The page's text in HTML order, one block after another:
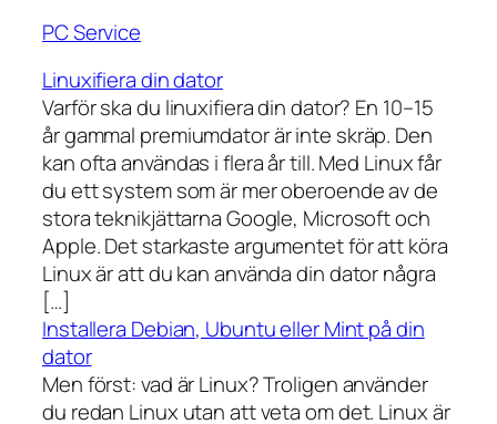
PC Service
Linuxifiera din dator
Varför ska du linuxifiera din dator? En 10–15
år gammal premiumdator är inte skräp. Den
kan ofta användas i flera år till. Med Linux får
du ett system som är mer oberoende av de
stora teknikjättarna Google, Microsoft och
Apple. Det starkaste argumentet för att köra
Linux är att du kan använda din dator några
[…]
Installera Debian, Ubuntu eller Mint på din
dator
Men först: vad är Linux? Troligen använder
du redan Linux utan att veta om det. Linux är